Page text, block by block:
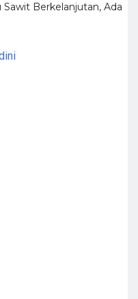
Berkelanjutan, Ada